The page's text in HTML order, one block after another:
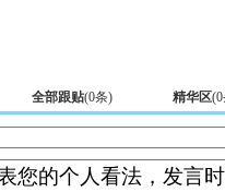
全部跟贴(0条) 精华区(0